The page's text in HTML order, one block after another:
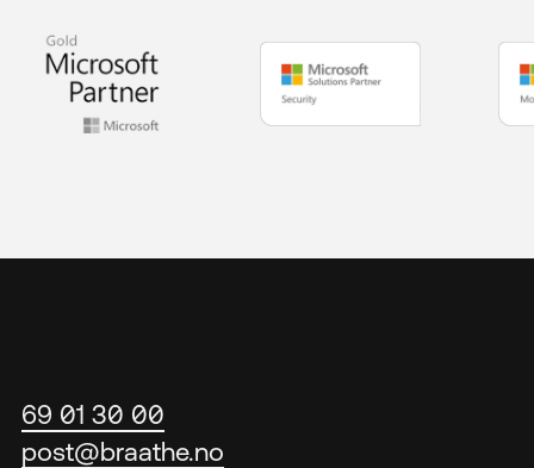
Suksesshistorier
Se & Lær
69 01 30 00
post@braathe.no